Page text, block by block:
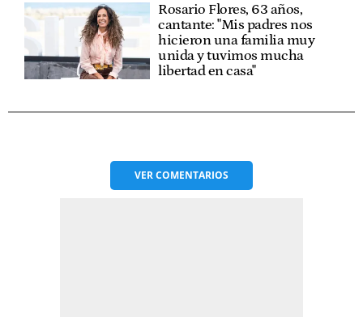
Rosario Flores, 63 años,
cantante: "Mis padres nos
hicieron una familia muy
unida y tuvimos mucha
libertad en casa"
VERCOMENTARIOS